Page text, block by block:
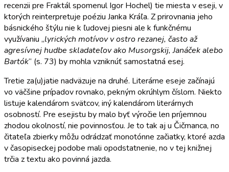
recenzii pre Fraktál spomenul Igor Hochel) tie miesta v eseji, v
ktorých reinterpretuje poéziu Janka Kráľa. Z prirovnania jeho
básnického štýlu nie k ľudovej piesni ale k funkčnému
využívaniu „lyrických motívov v ostro rezanej, často až
agresívnej hudbe skladateľov ako Musorgskij, Janáček alebo
Bartók“ (s. 73) by mohla vzniknúť samostatná esej.
Tretie za(u)jatie nadväzuje na druhé. Literárne eseje začínajú
vo väčšine prípadov rovnako, pekným okrúhlym číslom. Niekto
listuje kalendárom svätcov, iný kalendárom literárnych
osobností. Pre esejistu by malo byť výročie len príjemnou
zhodou okolností, nie povinnosťou. Je to tak aj u Čičmanca, no
čitateľa zbierky môžu odrádzať monotónne začiatky, ktoré azda
v časopiseckej podobe mali opodstatnenie, no v tej knižnej
trčia z textu ako povinná jazda.